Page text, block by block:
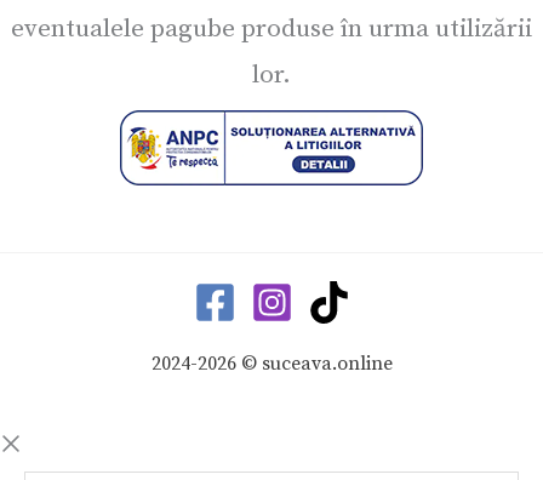
eventualele pagube produse în urma utilizării
lor.
2024-2026 © suceava.online